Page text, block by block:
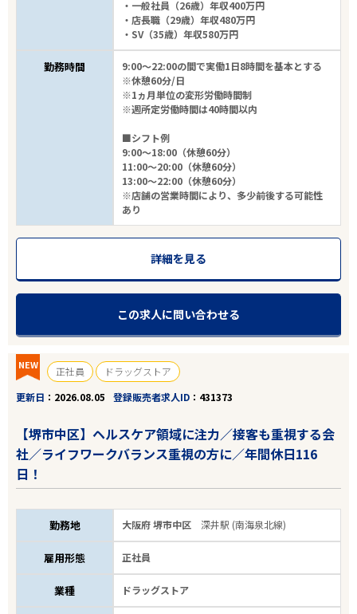
エリアで探す 駅から探す
こだわり条件
15件
・一般社員（26歳）年収400万円
・店長職（29歳）年収480万円
・SV（35歳）年収580万円
勤務時間
9:00～22:00の間で実働1日8時間を基本とする
※休憩60分/日
※1ヵ月単位の変形労働時間制
※週所定労働時間は40時間以内
■シフト例
9:00～18:00（休憩60分）
11:00～20:00（休憩60分）
13:00～22:00（休憩60分）
※店舗の営業時間により、多少前後する可能性
あり
詳細を見る
この求人に問い合わせる
NEW 正社員
ドラッグストア
更新日
2026.08.05 登録販売者求人ID 431373
【堺市中区】ヘルスケア領域に注力／接客も重視する会
社／ライフワークバランス重視の方に／年間休日116
日！
勤務地 大阪府 堺市中区 深井駅 (南海泉北線)
雇用形態 正社員
業種 ドラッグストア